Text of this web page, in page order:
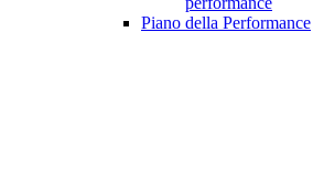
Piano della Performance